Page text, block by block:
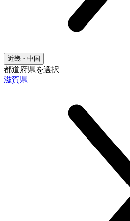
近畿・中国
都道府県を選択
滋賀県